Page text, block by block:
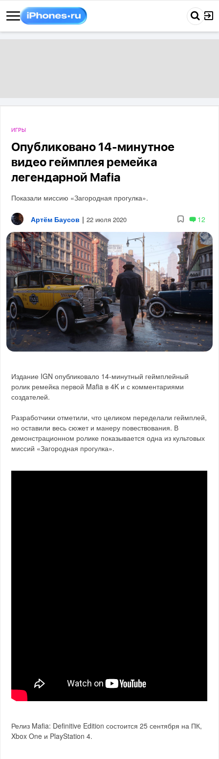
ИГРЫ
Опубликовано 14-минутное
видео геймплея ремейка
легендарной Mafia
Показали миссию «Загородная прогулка».
Артём Баусов | 22 июля 2020 12
Издание IGN опубликовало 14-минутный геймплейный
ролик ремейка первой Mafia в 4K и с комментариями
создателей.
Разработчики отметили, что целиком переделали геймплей,
но оставили весь сюжет и манеру повествования. В
демонстрационном ролике показывается одна из культовых
миссий «Загородная прогулка».
Релиз Mafia: Definitive Edition состоится 25 сентября на ПК,
Xbox One и PlayStation 4.